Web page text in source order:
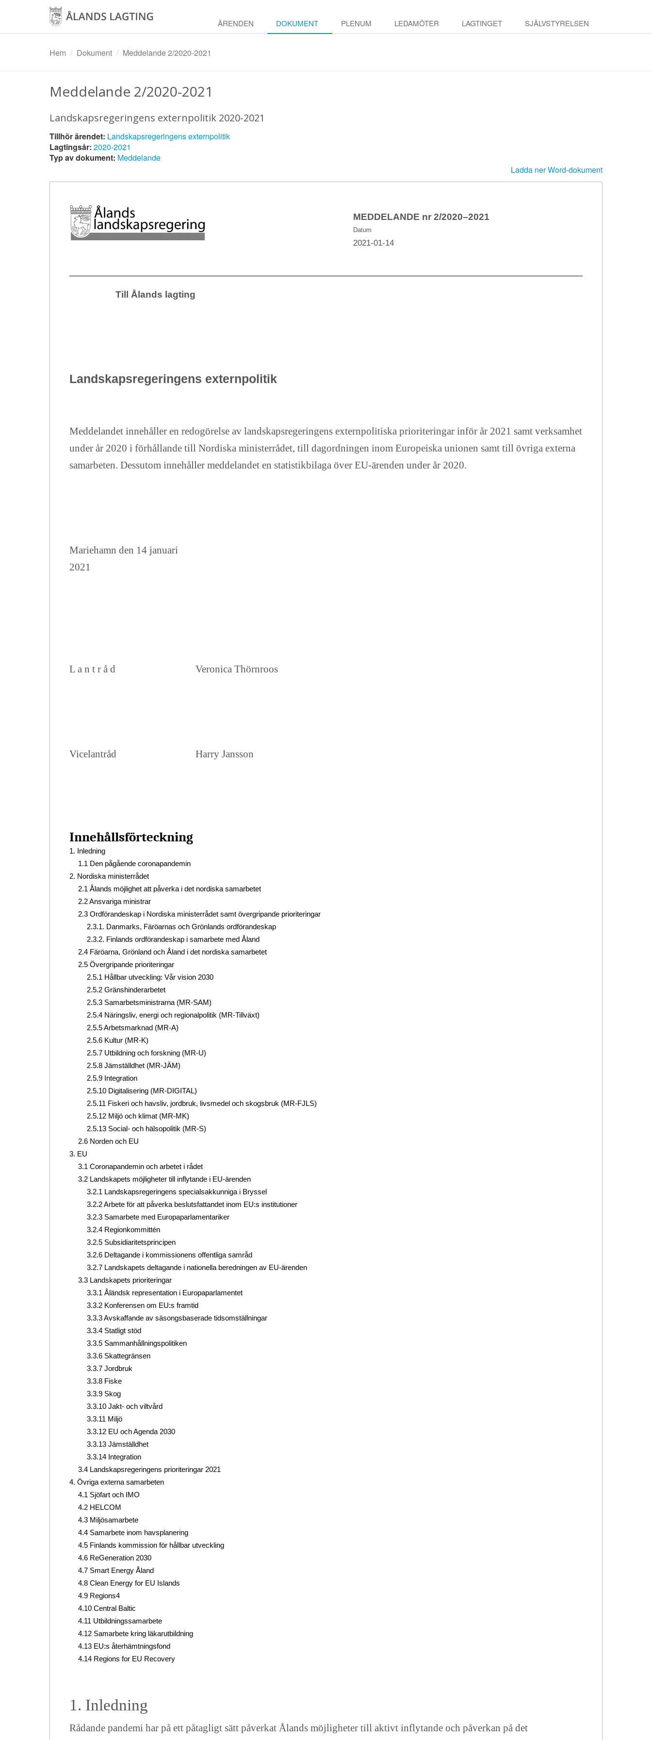
ÄRENDEN DOKUMENT PLENUM LEDAMÖTER LAGTINGET SJÄLVSTYRELSEN
Hem Dokument Meddelande 2/2020-2021
Meddelande 2/2020-2021
Landskapsregeringens externpolitik 2020-2021
Tillhör ärendet: Landskapsregeringens externpolitik
Lagtingsår: 2020-2021
Typ av dokument: Meddelande
Ladda ner Word-dokument
MEDDELANDE nr 2/2020–2021
Datum
2021-01-14
Till Ålands lagting
Landskapsregeringens externpolitik
Meddelandet innehåller en redogörelse av landskapsregeringens externpolitiska prioriteringar inför år 2021 samt verksamhet
under år 2020 i förhållande till Nordiska ministerrådet, till dagordningen inom Europeiska unionen samt till övriga externa
samarbeten. Dessutom innehåller meddelandet en statistikbilaga över EU-ärenden under år 2020.
Mariehamn den 14 januari
2021
L a n t r å d Veronica Thörnroos
Vicelantråd Harry Jansson
Innehållsförteckning
1. Inledning
1.1 Den pågående coronapandemin
2. Nordiska ministerrådet
2.1 Ålands möjlighet att påverka i det nordiska samarbetet
2.2 Ansvariga ministrar
2.3 Ordförandeskap i Nordiska ministerrådet samt övergripande prioriteringar
2.3.1. Danmarks, Färöarnas och Grönlands ordförandeskap
2.3.2. Finlands ordförandeskap i samarbete med Åland
2.4 Färöarna, Grönland och Åland i det nordiska samarbetet
2.5 Övergripande prioriteringar
2.5.1 Hållbar utveckling: Vår vision 2030
2.5.2 Gränshinderarbetet
2.5.3 Samarbetsministrarna (MR-SAM)
2.5.4 Näringsliv, energi och regionalpolitik (MR-Tillväxt)
2.5.5 Arbetsmarknad (MR-A)
2.5.6 Kultur (MR-K)
2.5.7 Utbildning och forskning (MR-U)
2.5.8 Jämställdhet (MR-JÄM)
2.5.9 Integration
2.5.10 Digitalisering (MR-DIGITAL)
2.5.11 Fiskeri och havsliv, jordbruk, livsmedel och skogsbruk (MR-FJLS)
2.5.12 Miljö och klimat (MR-MK)
2.5.13 Social- och hälsopolitik (MR-S)
2.6 Norden ochEU
3. EU
3.1 Coronapandemin och arbetet i rådet
3.2 Landskapets möjligheter till inflytande i EU-ärenden
3.2.1 Landskapsregeringens specialsakkunniga i Bryssel
3.2.2 Arbete för att påverka beslutsfattandet inom EU:s institutioner
3.2.3 Samarbete med Europaparlamentariker
3.2.4 Regionkommittén
3.2.5 Subsidiaritetsprincipen
3.2.6 Deltagande i kommissionens offentliga samråd
3.2.7 Landskapets deltagande i nationella beredningen av EU-ärenden
3.3 Landskapets prioriteringar
3.3.1 Åländsk representation i Europaparlamentet
3.3.2 Konferensen om EU:s framtid
3.3.3 Avskaffande av säsongsbaserade tidsomställningar
3.3.4 Statligt stöd
3.3.5 Sammanhållningspolitiken
3.3.6 Skattegränsen
3.3.7 Jordbruk
3.3.8 Fiske
3.3.9 Skog
3.3.10 Jakt- och viltvård
3.3.11 Miljö
3.3.12 EU och Agenda 2030
3.3.13 Jämställdhet
3.3.14 Integration
3.4 Landskapsregeringens prioriteringar 2021
4. Övriga externa samarbeten
4.1 Sjöfart och IMO
4.2 HELCOM
4.3 Miljösamarbete
4.4 Samarbete inom havsplanering
4.5 Finlands kommission för hållbar utveckling
4.6 ReGeneration 2030
4.7 Smart Energy Åland
4.8 Clean Energy for EU Islands
4.9 Regions4
4.10 Central Baltic
4.11 Utbildningssamarbete
4.12 Samarbete kring läkarutbildning
4.13 EU:s återhämtningsfond
4.14 Regions for EU Recovery
1. Inledning
Rådande pandemi har på ett påtagligt sätt påverkat Ålands möjligheter till aktivt inflytande och påverkan på det